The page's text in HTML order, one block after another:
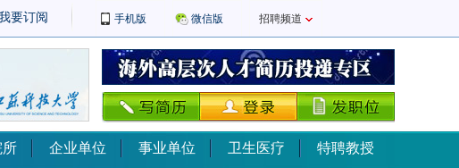
要订阅 手机版 微信版 招聘频道
所 企业单位 事业单位 卫生医疗 特聘教授